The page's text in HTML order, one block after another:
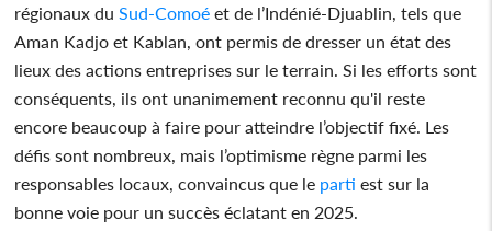
régionaux duSud-Comoé et de l’Indénié-Djuablin, tels que
Aman Kadjo et Kablan, ont permis de dresser un état des
lieux des actions entreprises sur le terrain. Si les efforts sont
conséquents, ils ont unanimement reconnu qu'il reste
encore beaucoup à faire pour atteindre l’objectif fixé. Les
défis sont nombreux, mais l’optimisme règne parmi les
responsables locaux, convaincus que le parti est sur la
bonne voie pour un succès éclatant en 2025.